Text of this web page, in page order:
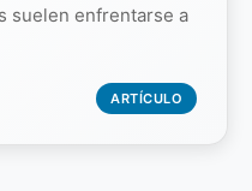
suelen enfrentarse a
ARTÍCULO